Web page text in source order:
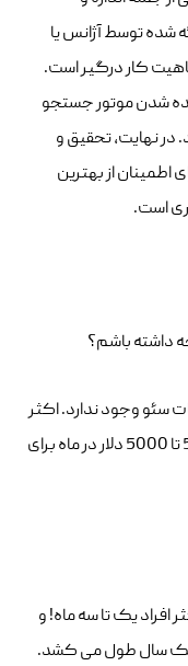
توسط آژانس یا
کار درگیر است.
شدن موتور جستجو
در نهایت، تحقیق و
از بهترین
است.
داشته باشم؟
سئو وجود ندارد. اکثر
مشاغل باید انتظار داشته باشند که بین 500 تا 5000 دلار در ماه برای
افراد یک تا سه ماه! و
یک سال طول می کشد.